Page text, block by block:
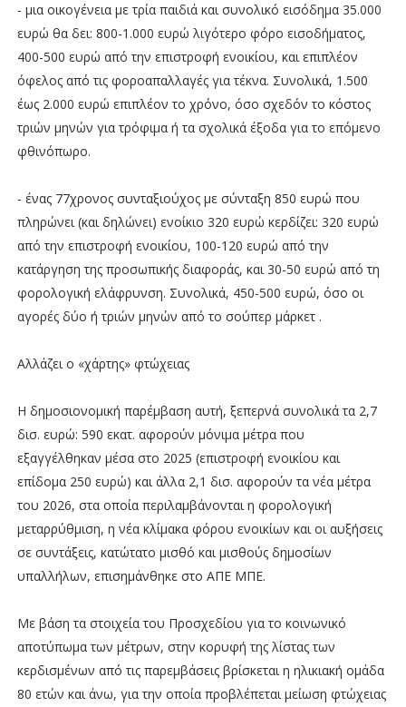
- μια οικογένεια με τρία παιδιά και συνολικό εισόδημα 35.000
ευρώ θα δει: 800-1.000 ευρώ λιγότερο φόρο εισοδήματος,
400-500 ευρώ από την επιστροφή ενοικίου, και επιπλέον
όφελος από τις φοροαπαλλαγές για τέκνα. Συνολικά, 1.500
έως 2.000 ευρώ επιπλέον το χρόνο, όσο σχεδόν το κόστος
τριών μηνών για τρόφιμα ή τα σχολικά έξοδα για το επόμενο
φθινόπωρο.
- ένας 77χρονος συνταξιούχος με σύνταξη 850 ευρώ που
πληρώνει (και δηλώνει) ενοίκιο 320 ευρώ κερδίζει: 320 ευρώ
από την επιστροφή ενοικίου, 100-120 ευρώ από την
κατάργηση της προσωπικής διαφοράς, και 30-50 ευρώ από τη
φορολογική ελάφρυνση. Συνολικά, 450-500 ευρώ, όσο οι
αγορές δύο ή τριών μηνών από το σούπερ μάρκετ .
Αλλάζει ο «χάρτης» φτώχειας
Η δημοσιονομική παρέμβαση αυτή, ξεπερνά συνολικά τα 2,7
δισ. ευρώ: 590 εκατ. αφορούν μόνιμα μέτρα που
εξαγγέλθηκαν μέσα στο 2025 (επιστροφή ενοικίου και
επίδομα 250 ευρώ) και άλλα 2,1 δισ. αφορούν τα νέα μέτρα
του 2026, στα οποία περιλαμβάνονται η φορολογική
μεταρρύθμιση, η νέα κλίμακα φόρου ενοικίων και οι αυξήσεις
σε συντάξεις, κατώτατο μισθό και μισθούς δημοσίων
υπαλλήλων, επισημάνθηκε στο ΑΠΕ ΜΠΕ.
Με βάση τα στοιχεία του Προσχεδίου για το κοινωνικό
αποτύπωμα των μέτρων, στην κορυφή της λίστας των
κερδισμένων από τις παρεμβάσεις βρίσκεται η ηλικιακή ομάδα
80 ετών και άνω, για την οποία προβλέπεται μείωση φτώχειας